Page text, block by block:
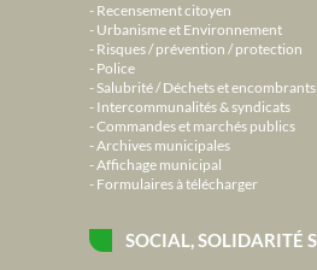
Recensement citoyen
Urbanisme et Environnement
Risques / prévention / protection
Police
Salubrité / Déchets et encombrants
Intercommunalités & syndicats
Commandes et marchés publics
Archives municipales
Affichage municipal
Formulaires à télécharger
SOCIAL, SOLIDARITÉ